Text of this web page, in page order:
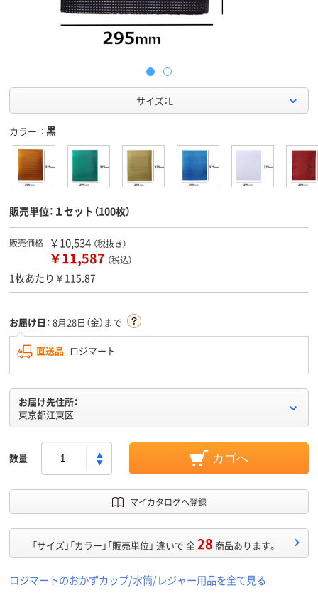
サイズ：L
カラー 黒
販売単位：１セット（100枚）
販売価格 ￥10,534 （税抜き）
￥11,587 （税込）
1枚あたり￥115.87
お届け日： 8月28日（金）まで
直送品 ロジマート
お届け先住所：
東京都江東区
数量 カゴへ
マイカタログへ登録
「サイズ」「カラー」「販売単位」 違いで 全28 商品あります。
ロジマートのおかずカップ/水筒/レジャー用品を全て見る